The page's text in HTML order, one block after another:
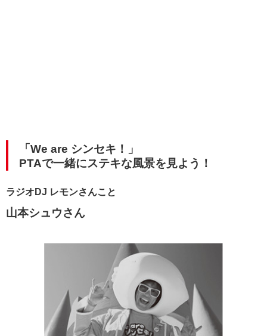
「We are シンセキ！」
PTAで一緒にステキな風景を見よう！
ラジオDJ レモンさんこと
山本シュウさん